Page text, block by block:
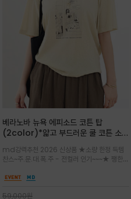
베라노바 뉴욕 에피소드 코튼 탑
(2color)*얇고 부드러운 쿨 코튼 소재
고 자연스러운 멋이 있는 핏으로 여름내
내 편하고 감각적으로 입으세요
md강력추천 2026 신상품 ★소량 한정 득템
찬스~주.문.대.폭.주 - 전컬러 인기~~~★ 쨍한듯
내추럴한 컬러감이 매력적인 티셔츠/여유로운
59,000원